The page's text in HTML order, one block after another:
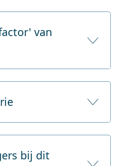
van
Airport genoemd,
vliegvelden
bergen, kunnen
geopend in
wat
bij dit